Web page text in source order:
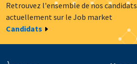
Retrouvez l'ensemble de nos
actuellement sur le Job market
Candidats